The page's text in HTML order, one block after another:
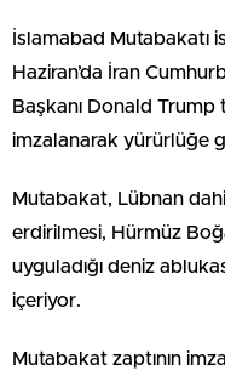
İslamabad Mutabakatı
Haziran’da İran
Başkanı Donald Trump
imzalanarak yürürlüğe
Mutabakat, Lübnan
erdirilmesi, Hürmüz
uyguladığı deniz
içeriyor.
Mutabakat zaptının